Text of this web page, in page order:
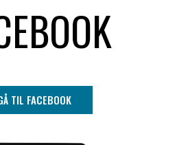
TIL FACEBOOK